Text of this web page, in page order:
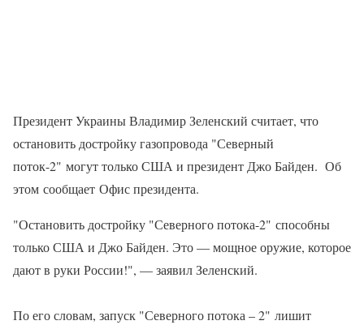
Президент Украины Владимир Зеленский считает, что
остановить достройку газопровода "Северный
поток-2" могут только США и президент Джо Байден. Об
этом сообщает Офис президента.
"Остановить достройку "Северного потока-2" способны
только США и Джо Байден. Это — мощное оружие, которое
дают в руки России!", — заявил Зеленский.
По его словам, запуск "Северного потока – 2" лишит